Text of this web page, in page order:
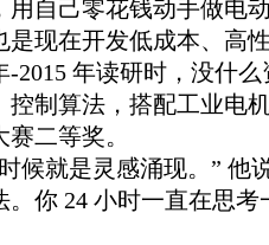
用自己零花钱动手做电
是现在开发低成本、高
-2015 年读研时，没什
控制算法，搭配工业电
二等奖。
候就是灵感涌现。” 他
。你 24 小时一直在思考